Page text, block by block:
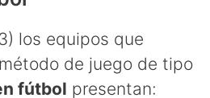
los equipos que
de juego de tipo
fútbol presentan: